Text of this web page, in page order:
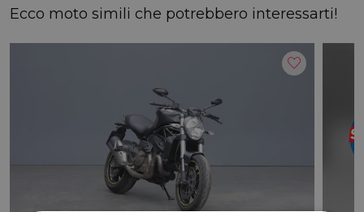
Ecco moto simili che potrebbero interessarti!